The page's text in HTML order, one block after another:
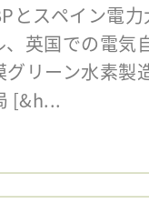
とスペイン電
英国での電気
リーン水素製
[&h...